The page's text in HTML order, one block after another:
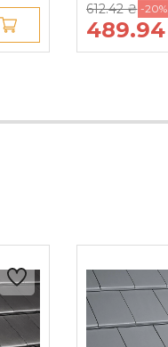
612.42 ₴ -20%
489.94